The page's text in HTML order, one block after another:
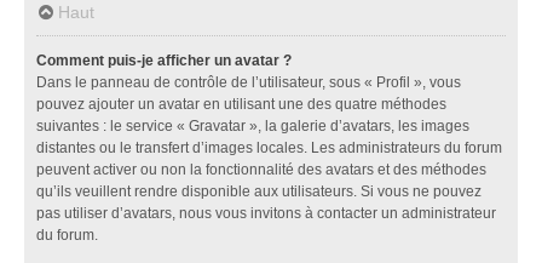
Haut
Comment puis-je afficher un avatar ?
Dans le panneau de contrôle de l’utilisateur, sous « Profil », vous
pouvez ajouter un avatar en utilisant une des quatre méthodes
suivantes : le service « Gravatar », la galerie d’avatars, les images
distantes ou le transfert d’images locales. Les administrateurs du forum
peuvent activer ou non la fonctionnalité des avatars et des méthodes
qu’ils veuillent rendre disponible aux utilisateurs. Si vous ne pouvez
pas utiliser d’avatars, nous vous invitons à contacter un administrateur
du forum.